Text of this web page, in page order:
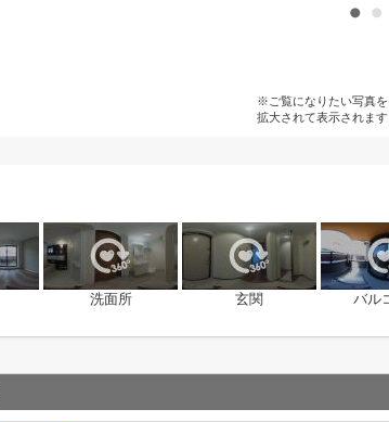
※ご覧になりたい写真を
拡大されて表示されます
洗面所 玄関 バル